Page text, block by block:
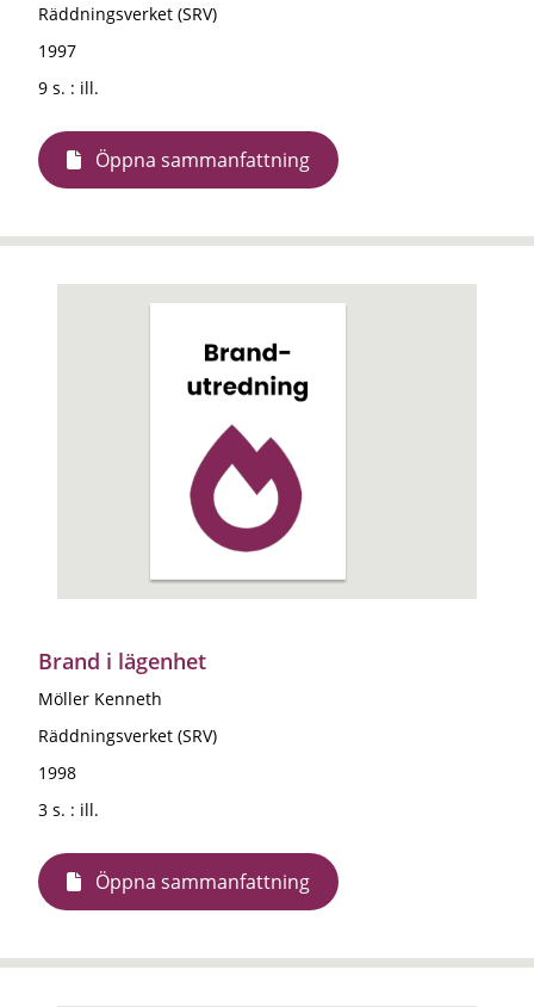
Räddningsverket (SRV)
1997
9 s. : ill.
Öppna sammanfattning
Brand i lägenhet
Möller Kenneth
Räddningsverket (SRV)
1998
3 s. : ill.
Öppna sammanfattning